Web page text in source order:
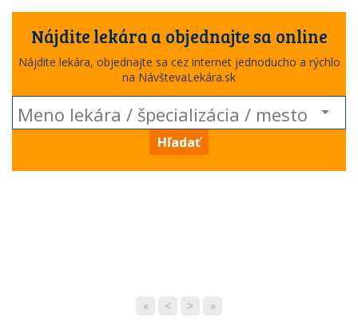
Nájdite lekára a objednajte sa online
Nájdite lekára, objednajte sa cez internet jednoducho a rýchlo
na NávštevaLekára.sk
Hľadať
« < > »